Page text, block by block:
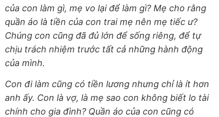
của con làm gì, mẹ vo lại để làm gì? Mẹ cho rằng
quần áo là tiền của con trai mẹ nên mẹ tiếc ư?
Chúng con cũng đã đủ lớn để sống riêng, để tự
chịu trách nhiệm trước tất cả những hành động
của mình.
Con đi làm cũng có tiền lương nhưng chỉ là ít hơn
anh ấy. Con là vợ, là mẹ sao con không biết lo tài
chính cho gia đình? Quần áo của con cũng có